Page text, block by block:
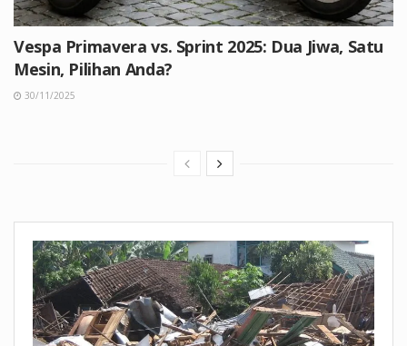
Vespa Primavera vs. Sprint 2025: Dua Jiwa, Satu
Mesin, Pilihan Anda?
30/11/2025